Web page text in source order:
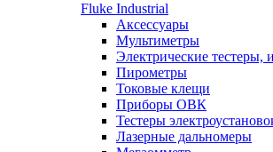
Fluke Industrial
Аксессуары
Мультиметры
Электрические тестеры,
Пирометры
Токовые клещи
Приборы ОВК
Тестеры
Лазерные дальномеры